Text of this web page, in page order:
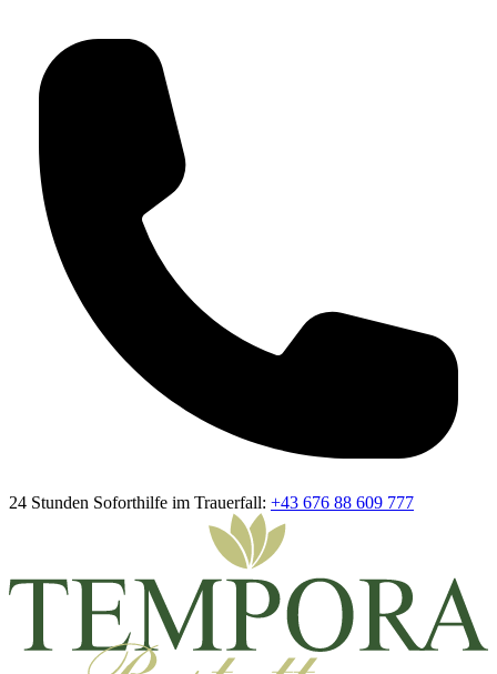
24 Stunden Soforthilfe im Trauerfall: +43 676 88 609 777